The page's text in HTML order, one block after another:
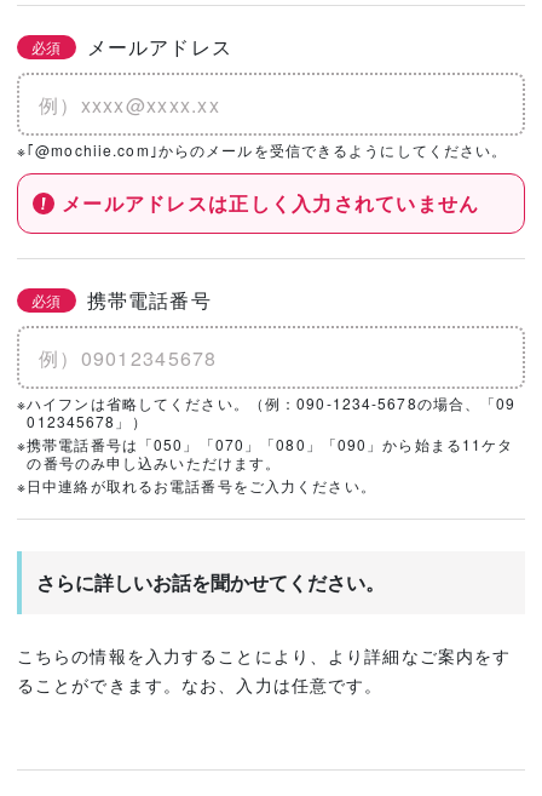
必須 メールアドレス
※｢@mochiie.com｣からのメールを受信できるようにしてください。
メールアドレスは正しく入力されていません
必須 携帯電話番号
※ハイフンは省略してください。（例：090-1234-5678の場合、「09
012345678」）
※携帯電話番号は「050」「070」「080」「090」から始まる11ケタ
の番号のみ申し込みいただけます。
※日中連絡が取れるお電話番号をご入力ください。
さらに詳しいお話を聞かせてください。
こちらの情報を入力することにより、より詳細なご案内をす
ることができます。なお、入力は任意です。